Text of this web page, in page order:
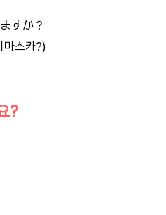
すか？
마스카?)
?